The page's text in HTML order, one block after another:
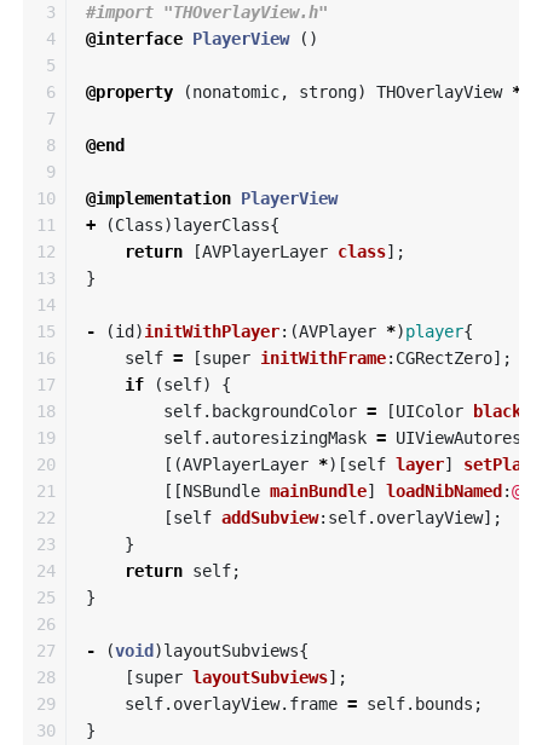
3
4
5
6
7
8
9
10
11
12
13
14
15
16
17
18
19
20
21
22
23
24
25
26
27
28
29
30
@interface PlayerView ()
@property (nonatomic, strong) THOverlayView *
@end
@implementation PlayerView
+
(Class)layerClass{
return
[AVPlayerLayer class];
}
- (id )initWithPlayer:(AVPlayer *)player{
self = [super initWithFrame: CGRectZero];
if
(self)
{
self. backgroundColor = [UIColor
self. autoresizingMask =
[(AVPlayerLayer *)[self layer]
[[NSBundle mainBundle] loadNibNamed :
[self addSubview: self. overlayView];
}
return self;
}
- (void )layoutSubviews{
[super layoutSubviews];
self. overlayView. frame = self. bounds ;
}